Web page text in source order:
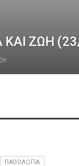
ΚΑΙ ΖΩΗ
ΠΑΘΟΛΟΓΊΑ